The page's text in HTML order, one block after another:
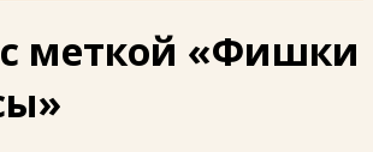
меткой «Фишки